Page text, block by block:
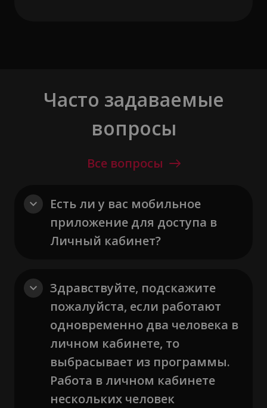
Часто задаваемые
вопросы
Все вопросы
Есть ли у вас мобильное
приложение для доступа в
Личный кабинет?
Здравствуйте, подскажите
пожалуйста, если работают
одновременно два человека в
личном кабинете, то
выбрасывает из программы.
Работа в личном кабинете
нескольких человек